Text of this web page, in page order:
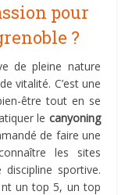
pour
?
de pleine nature
vitalité. C’est une
être tout en se
le canyoning
de faire une
les sites
sportive.
un top 5, un top